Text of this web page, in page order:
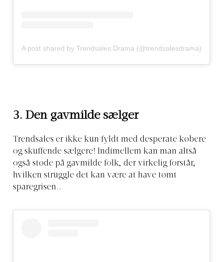
A post shared by Trendsales Drama (@trendsalesdrama)
3. Den gavmilde sælger
Trendsales er ikke kun fyldt med desperate købere
og skuffende sælgere! Indimellem kan man altså
også støde på gavmilde folk, der virkelig forstår,
hvilken struggle det kan være at have tømt
sparegrisen..